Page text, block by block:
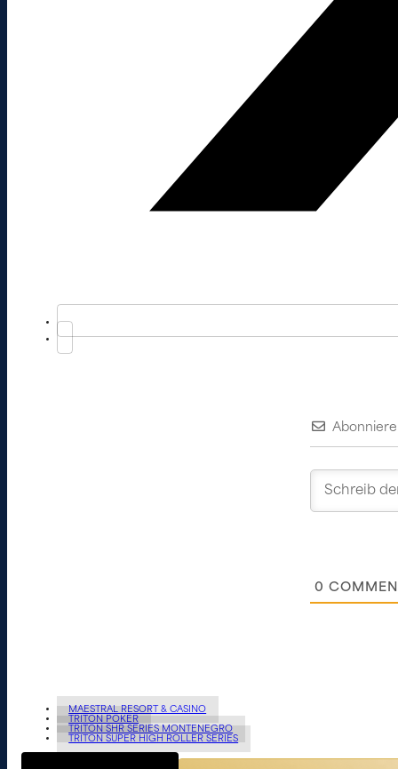
0
MAESTRAL RESORT & CASINO
TRITON POKER
TRITON SHR SERIES MONTENEGRO
TRITON SUPER HIGH ROLLER SERIES